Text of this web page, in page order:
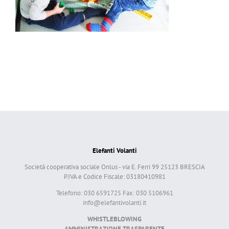
Elefanti Volanti
Società cooperativa sociale Onlus - via E. Ferri 99 25123 BRESCIA
P.IVA e Codice Fiscale: 03180410981
Telefono: 030 6591725 Fax: 030 5106961
info@elefantivolanti.it
WHISTLEBLOWING